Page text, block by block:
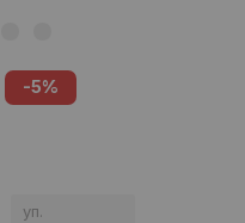
-5%
уп.